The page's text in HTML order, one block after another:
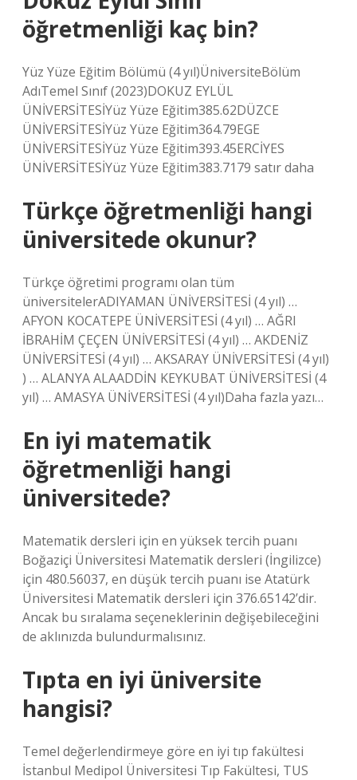
öğretmenliği kaç bin?
Yüz Yüze Eğitim Bölümü (4 yıl)ÜniversiteBölüm
AdıTemel Sınıf (2023)DOKUZ EYLÜL
ÜNİVERSİTESİYüz Yüze Eğitim385.62DÜZCE
ÜNİVERSİTESİYüz Yüze Eğitim364.79EGE
ÜNİVERSİTESİYüz Yüze Eğitim393.45ERCİYES
ÜNİVERSİTESİYüz Yüze Eğitim383.7179 satır daha
Türkçe öğretmenliği hangi
üniversitede okunur?
Türkçe öğretimi programı olan tüm
üniversitelerADIYAMAN ÜNİVERSİTESİ (4 yıl) …
AFYON KOCATEPE ÜNİVERSİTESİ (4 yıl) … AĞRI
İBRAHİM ÇEÇEN ÜNİVERSİTESİ (4 yıl) … AKDENİZ
ÜNİVERSİTESİ (4 yıl) … AKSARAY ÜNİVERSİTESİ (4 yıl)
) … ALANYA ALAADDİN KEYKUBAT ÜNİVERSİTESİ (4
yıl) … AMASYA ÜNİVERSİTESİ (4 yıl)Daha fazla yazı…
En iyi matematik
öğretmenliği hangi
üniversitede?
Matematik dersleri için en yüksek tercih puanı
Boğaziçi Üniversitesi Matematik dersleri (İngilizce)
için 480.56037, en düşük tercih puanı ise Atatürk
Üniversitesi Matematik dersleri için 376.65142’dir.
Ancak bu sıralama seçeneklerinin değişebileceğini
de aklınızda bulundurmalısınız.
Tıpta en iyi üniversite
hangisi?
Temel değerlendirmeye göre en iyi tıp fakültesi
İstanbul Medipol Üniversitesi Tıp Fakültesi, TUS